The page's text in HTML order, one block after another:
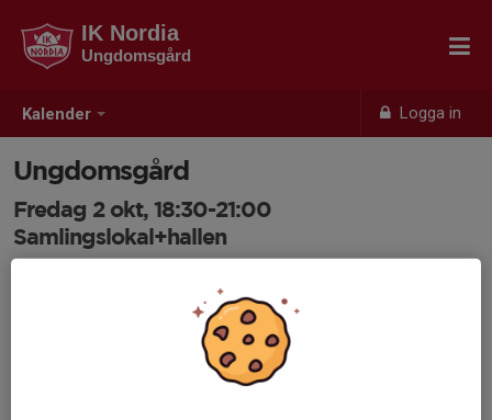
Kalender Logga in
IK Nordia
Ungdomsgård
Ungdomsgård
Fredag 2 okt, 18:30-21:00
Samlingslokal+hallen
Anmälan är öppen för ungdomsgårds alla medlemmar.